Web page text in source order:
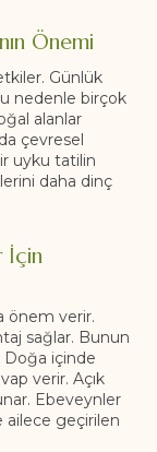
Önemi
Günlük
nedenle birçok
alanlar
çevresel
uyku tatilin
daha dinç
İçin
önem verir.
sağlar. Bunun
Doğa içinde
verir. Açık
Ebeveynler
ailece geçirilen